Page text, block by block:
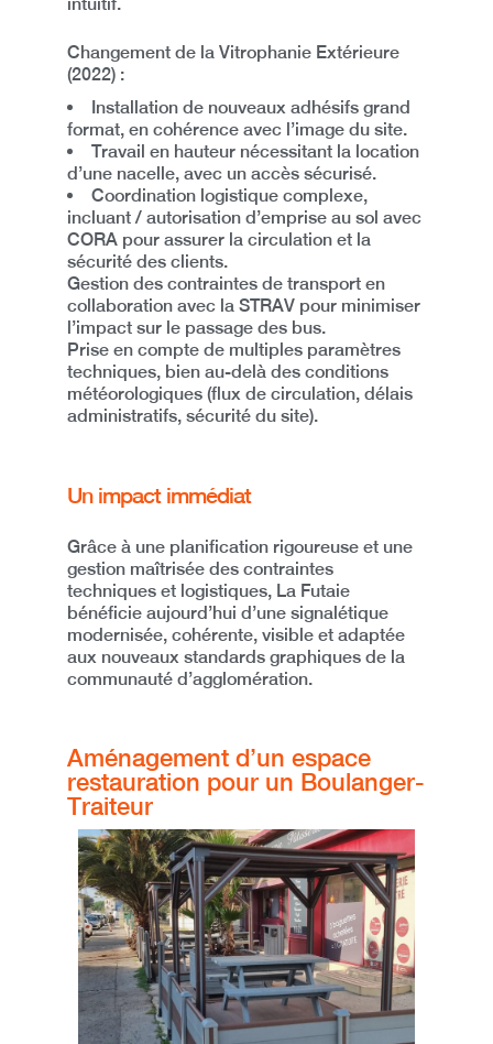
Changement de la Vitrophanie Extérieure
(2022) :
Installation de nouveaux adhésifs grand
format, en cohérence avec l’image du site.
Travail en hauteur nécessitant la location
d’une nacelle, avec un accès sécurisé.
Coordination logistique complexe,
incluant / autorisation d’emprise au sol avec
CORA pour assurer la circulation et la
sécurité des clients.
Gestion des contraintes de transport en
collaboration avec laSTRAV pour minimiser
l’impact sur le passage des bus.
Prise en compte de multiples paramètres
techniques, bien au-delà des conditions
météorologiques (flux de circulation, délais
administratifs, sécurité du site).
Un impact immédiat
Grâce à une planification rigoureuse et une
gestion maîtrisée des contraintes
techniques et logistiques, La Futaie
bénéficie aujourd’hui d’une signalétique
modernisée,cohérente, visible et adaptée
aux nouveaux standards graphiques de la
communauté d’agglomération.
Aménagement d’un espace
restauration pour un Boulanger-
Traiteur